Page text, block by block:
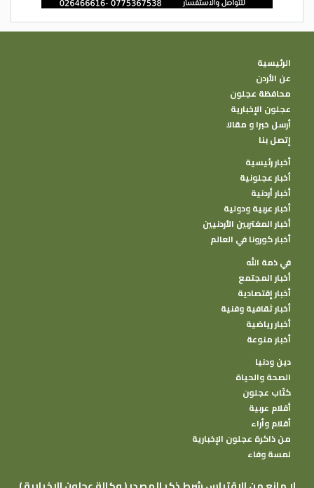
الرئيسية
عن الأردن
محافظة عجلون
عجلون الإخبارية
أرسل خبرا و مقالا
إتصل بنا
أخبار رئيسية
أخبار عجلونية
أخبار أردنية
أخبار عربية ودولية
أخبار المغتربين الأردنيين
أخبار كورونا في العالم
في ذمة الله
أخبار المجتمع
أخبار إقتصادية
أخبار ثقافية وفنية
أخبار رياضية
أخبار منوعة
دين ودنيا
الصحة والحياة
كتًاب عجلون
أقلام عربية
أقلام وأراء
من ذاكرة عجلون الإخبارية
لمسة وفاء